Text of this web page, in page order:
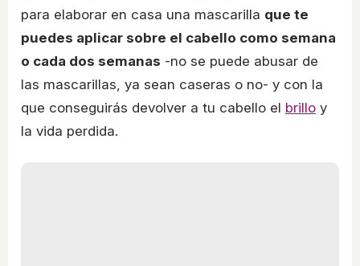
para elaborar en casa una mascarilla que te
puedes aplicar sobre el cabello como semana
o cada dos semanas -no se puede abusar de
las mascarillas, ya sean caseras o no- y con la
que conseguirás devolver a tu cabello el brillo y
la vida perdida.